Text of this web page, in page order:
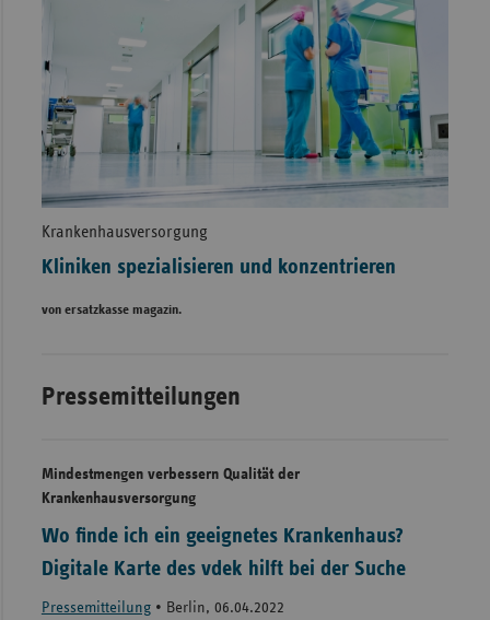
Krankenhausversorgung
Kliniken spezialisieren und konzentrieren
von ersatzkasse magazin.
Pressemitteilungen
Mindestmengen verbessern Qualität der
Krankenhausversorgung
Wo finde ich ein geeignetes Krankenhaus?
Digitale Karte des vdek hilft bei der Suche
Pressemitteilung• Berlin, 06.04.2022